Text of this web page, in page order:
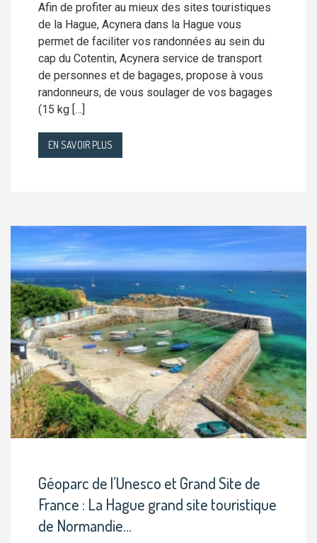
Afin de profiter au mieux des sites touristiques
de la Hague, Acynera dans la Hague vous
permet de faciliter vos randonnées au sein du
cap du Cotentin, Acynera service de transport
de personnes et de bagages, propose à vous
randonneurs, de vous soulager de vos bagages
(15 kg […]
EN SAVOIR PLUS
Géoparc de l’Unesco et Grand Site de
France : La Hague grand site touristique
de Normandie…